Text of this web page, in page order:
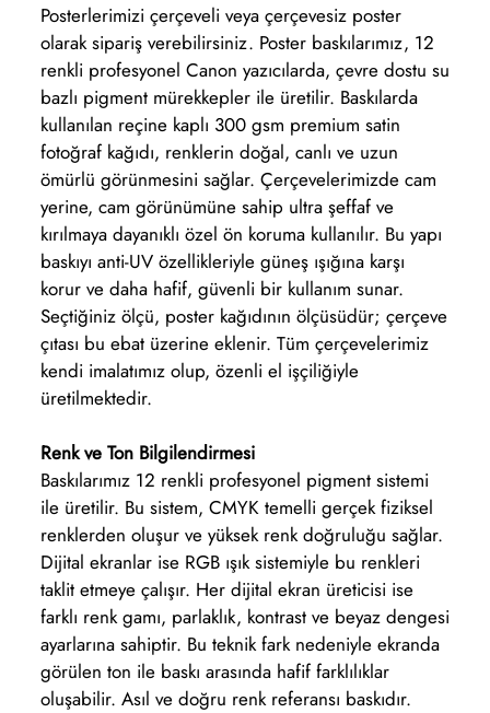
Posterlerimizi çerçeveli veya çerçevesiz poster
olarak sipariş verebilirsiniz. Poster baskılarımız, 12
renkli profesyonel Canon yazıcılarda, çevre dostu su
bazlı pigment mürekkepler ile üretilir. Baskılarda
kullanılan reçine kaplı 300 gsm premium satin
fotoğraf kağıdı, renklerin doğal, canlı ve uzun
ömürlü görünmesini sağlar. Çerçevelerimizde cam
yerine, cam görünümüne sahip ultra şeffaf ve
kırılmaya dayanıklı özel ön koruma kullanılır. Bu yapı
baskıyı anti-UV özellikleriyle güneş ışığına karşı
korur ve daha hafif, güvenli bir kullanım sunar.
Seçtiğiniz ölçü, poster kağıdının ölçüsüdür; çerçeve
çıtası bu ebat üzerine eklenir. Tüm çerçevelerimiz
kendi imalatımız olup, özenli el işçiliğiyle
üretilmektedir.
Renk ve Ton Bilgilendirmesi
Baskılarımız 12 renkli profesyonel pigment sistemi
ile üretilir. Bu sistem, CMYK temelli gerçek fiziksel
renklerden oluşur ve yüksek renk doğruluğu sağlar.
Dijital ekranlar ise RGB ışık sistemiyle bu renkleri
taklit etmeye çalışır. Her dijital ekran üreticisi ise
farklı renk gamı, parlaklık, kontrast ve beyaz dengesi
ayarlarına sahiptir. Bu teknik fark nedeniyle ekranda
görülen ton ile baskı arasında hafif farklılıklar
oluşabilir. Asıl ve doğru renk referansı baskıdır.